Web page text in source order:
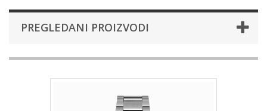
PREGLEDANI PROIZVODI